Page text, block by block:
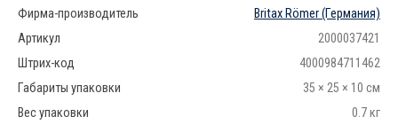
Фирма-производитель Britax Römer(Германия)
Артикул
2000037421
Штрих-код
4000984711462
Габариты упаковки
35 × 25 × 10 см
Вес упаковки
0.7 кг